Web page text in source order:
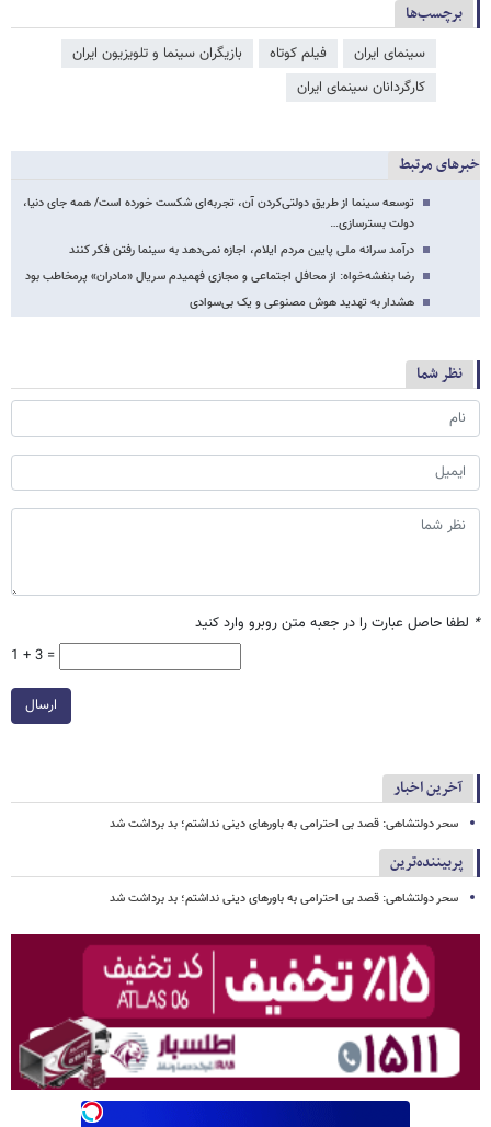
برچسب‌ها
سینمای ایران فیلم کوتاه
بازیگران سینما و تلویزیون ایران
کارگردانان سینمای ایران
خبرهای مرتبط
توسعه سینما از طریق دولتی‌کردن آن، تجربه‌ای شکست‌ خورده است/ همه جای دنیا،
دولت بسترسازی…
درآمد سرانه ملی پایین مردم ایلام، اجازه نمی‌دهد به سینما رفتن فکر کنند
رضا بنفشه‌خواه: از محافل اجتماعی و مجازی فهمیدم سریال «مادران» پرمخاطب بود
هشدار به تهدید هوش مصنوعی و یک بی‌سوادی
نظر شما
* لطفا حاصل عبارت را در جعبه متن روبرو وارد کنید
1 + 3 =
ارسال
آخرین اخبار
سحر دولتشاهی: قصد بی احترامی به باورهای دینی نداشتم؛ بد برداشت شد
پربیننده‌ترین
سحر دولتشاهی: قصد بی احترامی به باورهای دینی نداشتم؛ بد برداشت شد